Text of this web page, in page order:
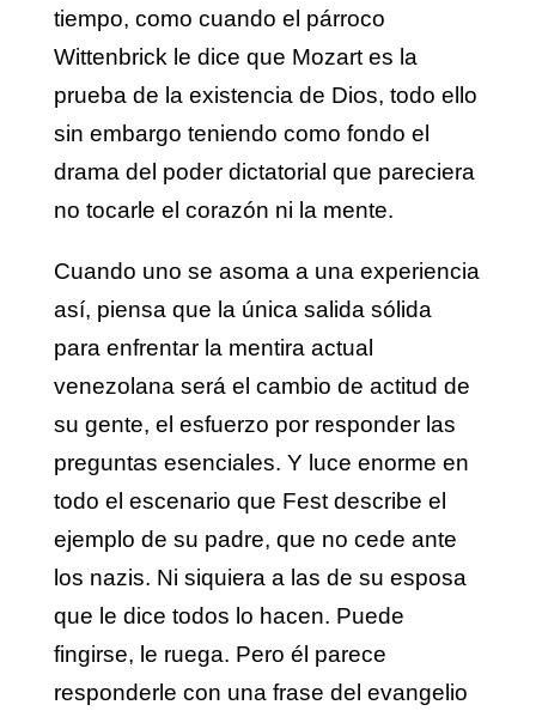
tiempo, como cuando el párroco
Wittenbrick le dice que Mozart es la
prueba de la existencia de Dios, todo ello
sin embargo teniendo como fondo el
drama del poder dictatorial que pareciera
no tocarle el corazón ni la mente.
Cuando uno se asoma a una experiencia
así, piensa que la única salida sólida
para enfrentar la mentira actual
venezolana será el cambio de actitud de
su gente, el esfuerzo por responder las
preguntas esenciales. Y luce enorme en
todo el escenario que Fest describe el
ejemplo de su padre, que no cede ante
los nazis. Ni siquiera a las de su esposa
que le dice todos lo hacen. Puede
fingirse, le ruega. Pero él parece
responderle con una frase del evangelio